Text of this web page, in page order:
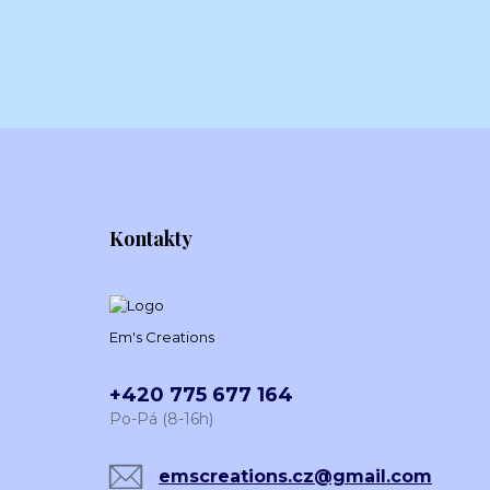
Kontakty
Em's Creations
+420 775 677 164
Po-Pá (8-16h)
emscreations.cz@gmail.com